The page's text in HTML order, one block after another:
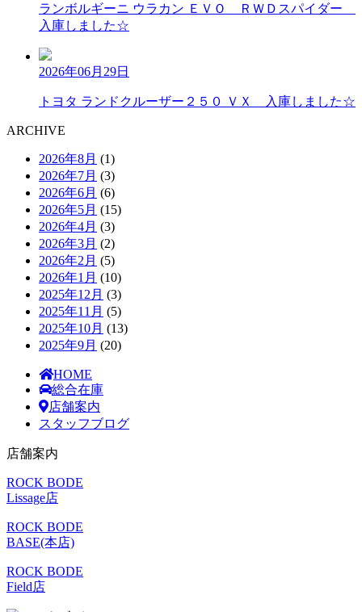
ランボルギーニ ウラカン ＥＶＯ ＲＷＤスパイダー
入庫しました☆
2026年06月29日
トヨタ ランドクルーザー２５０ ＶＸ 入庫しました☆
ARCHIVE
2026年8月 (1)
2026年7月 (3)
2026年6月 (6)
2026年5月 (15)
2026年4月 (3)
2026年3月 (2)
2026年2月 (5)
2026年1月 (10)
2025年12月 (3)
2025年11月 (5)
2025年10月 (13)
2025年9月 (20)
HOME
総合在庫
店舗案内
スタッフブログ
店舗案内
ROCK BODE
Lissage店
ROCK BODE
BASE(本店)
ROCK BODE
Field店